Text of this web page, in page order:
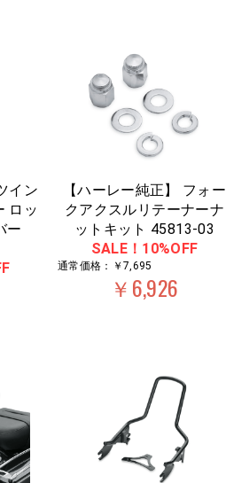
イン
ロッ
ー
【ハーレー純正】 フォー
クアクスルリテーナーナ
ットキット 45813-03
SALE！10%OFF
通常価格：￥7,695
￥6,926